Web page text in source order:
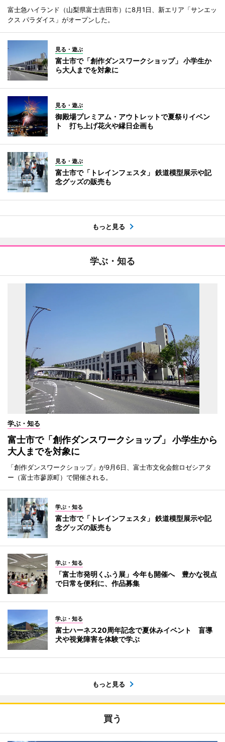
富士急ハイランド（山梨県富士吉田市）に8月1日、新エリア「サンエッ
クス パラダイス」がオープンした。
見る・遊ぶ
富士市で「創作ダンスワークショップ」 小学生か
ら大人までを対象に
見る・遊ぶ
御殿場プレミアム・アウトレットで夏祭りイベン
ト 打ち上げ花火や縁日企画も
見る・遊ぶ
富士市で「トレインフェスタ」 鉄道模型展示や記
念グッズの販売も
もっと見る
学ぶ・知る
学ぶ・知る
富士市で「創作ダンスワークショップ」 小学生から
大人までを対象に
「創作ダンスワークショップ」が9月6日、富士市文化会館ロゼシアタ
ー（富士市蓼原町）で開催される。
学ぶ・知る
富士市で「トレインフェスタ」 鉄道模型展示や記
念グッズの販売も
学ぶ・知る
「富士市発明くふう展」今年も開催へ 豊かな視点
で日常を便利に、作品募集
学ぶ・知る
富士ハーネス20周年記念で夏休みイベント 盲導
犬や視覚障害を体験で学ぶ
もっと見る
買う